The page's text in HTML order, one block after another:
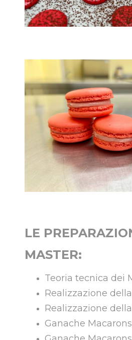
LE
MASTER:
Teoria tecnica dei
Realizzazione
Realizzazione
Ganache